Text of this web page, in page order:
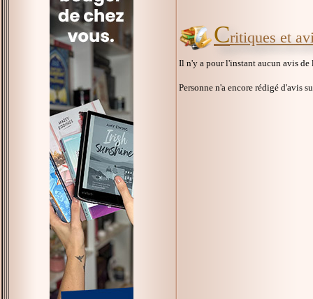
Critiques et
Il n'y a pour l'instant aucun avis
Personne n'a encore rédigé d'avis